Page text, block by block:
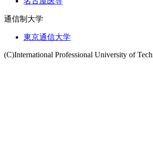
通信制大学
東京通信大学
(C)International Professional University of